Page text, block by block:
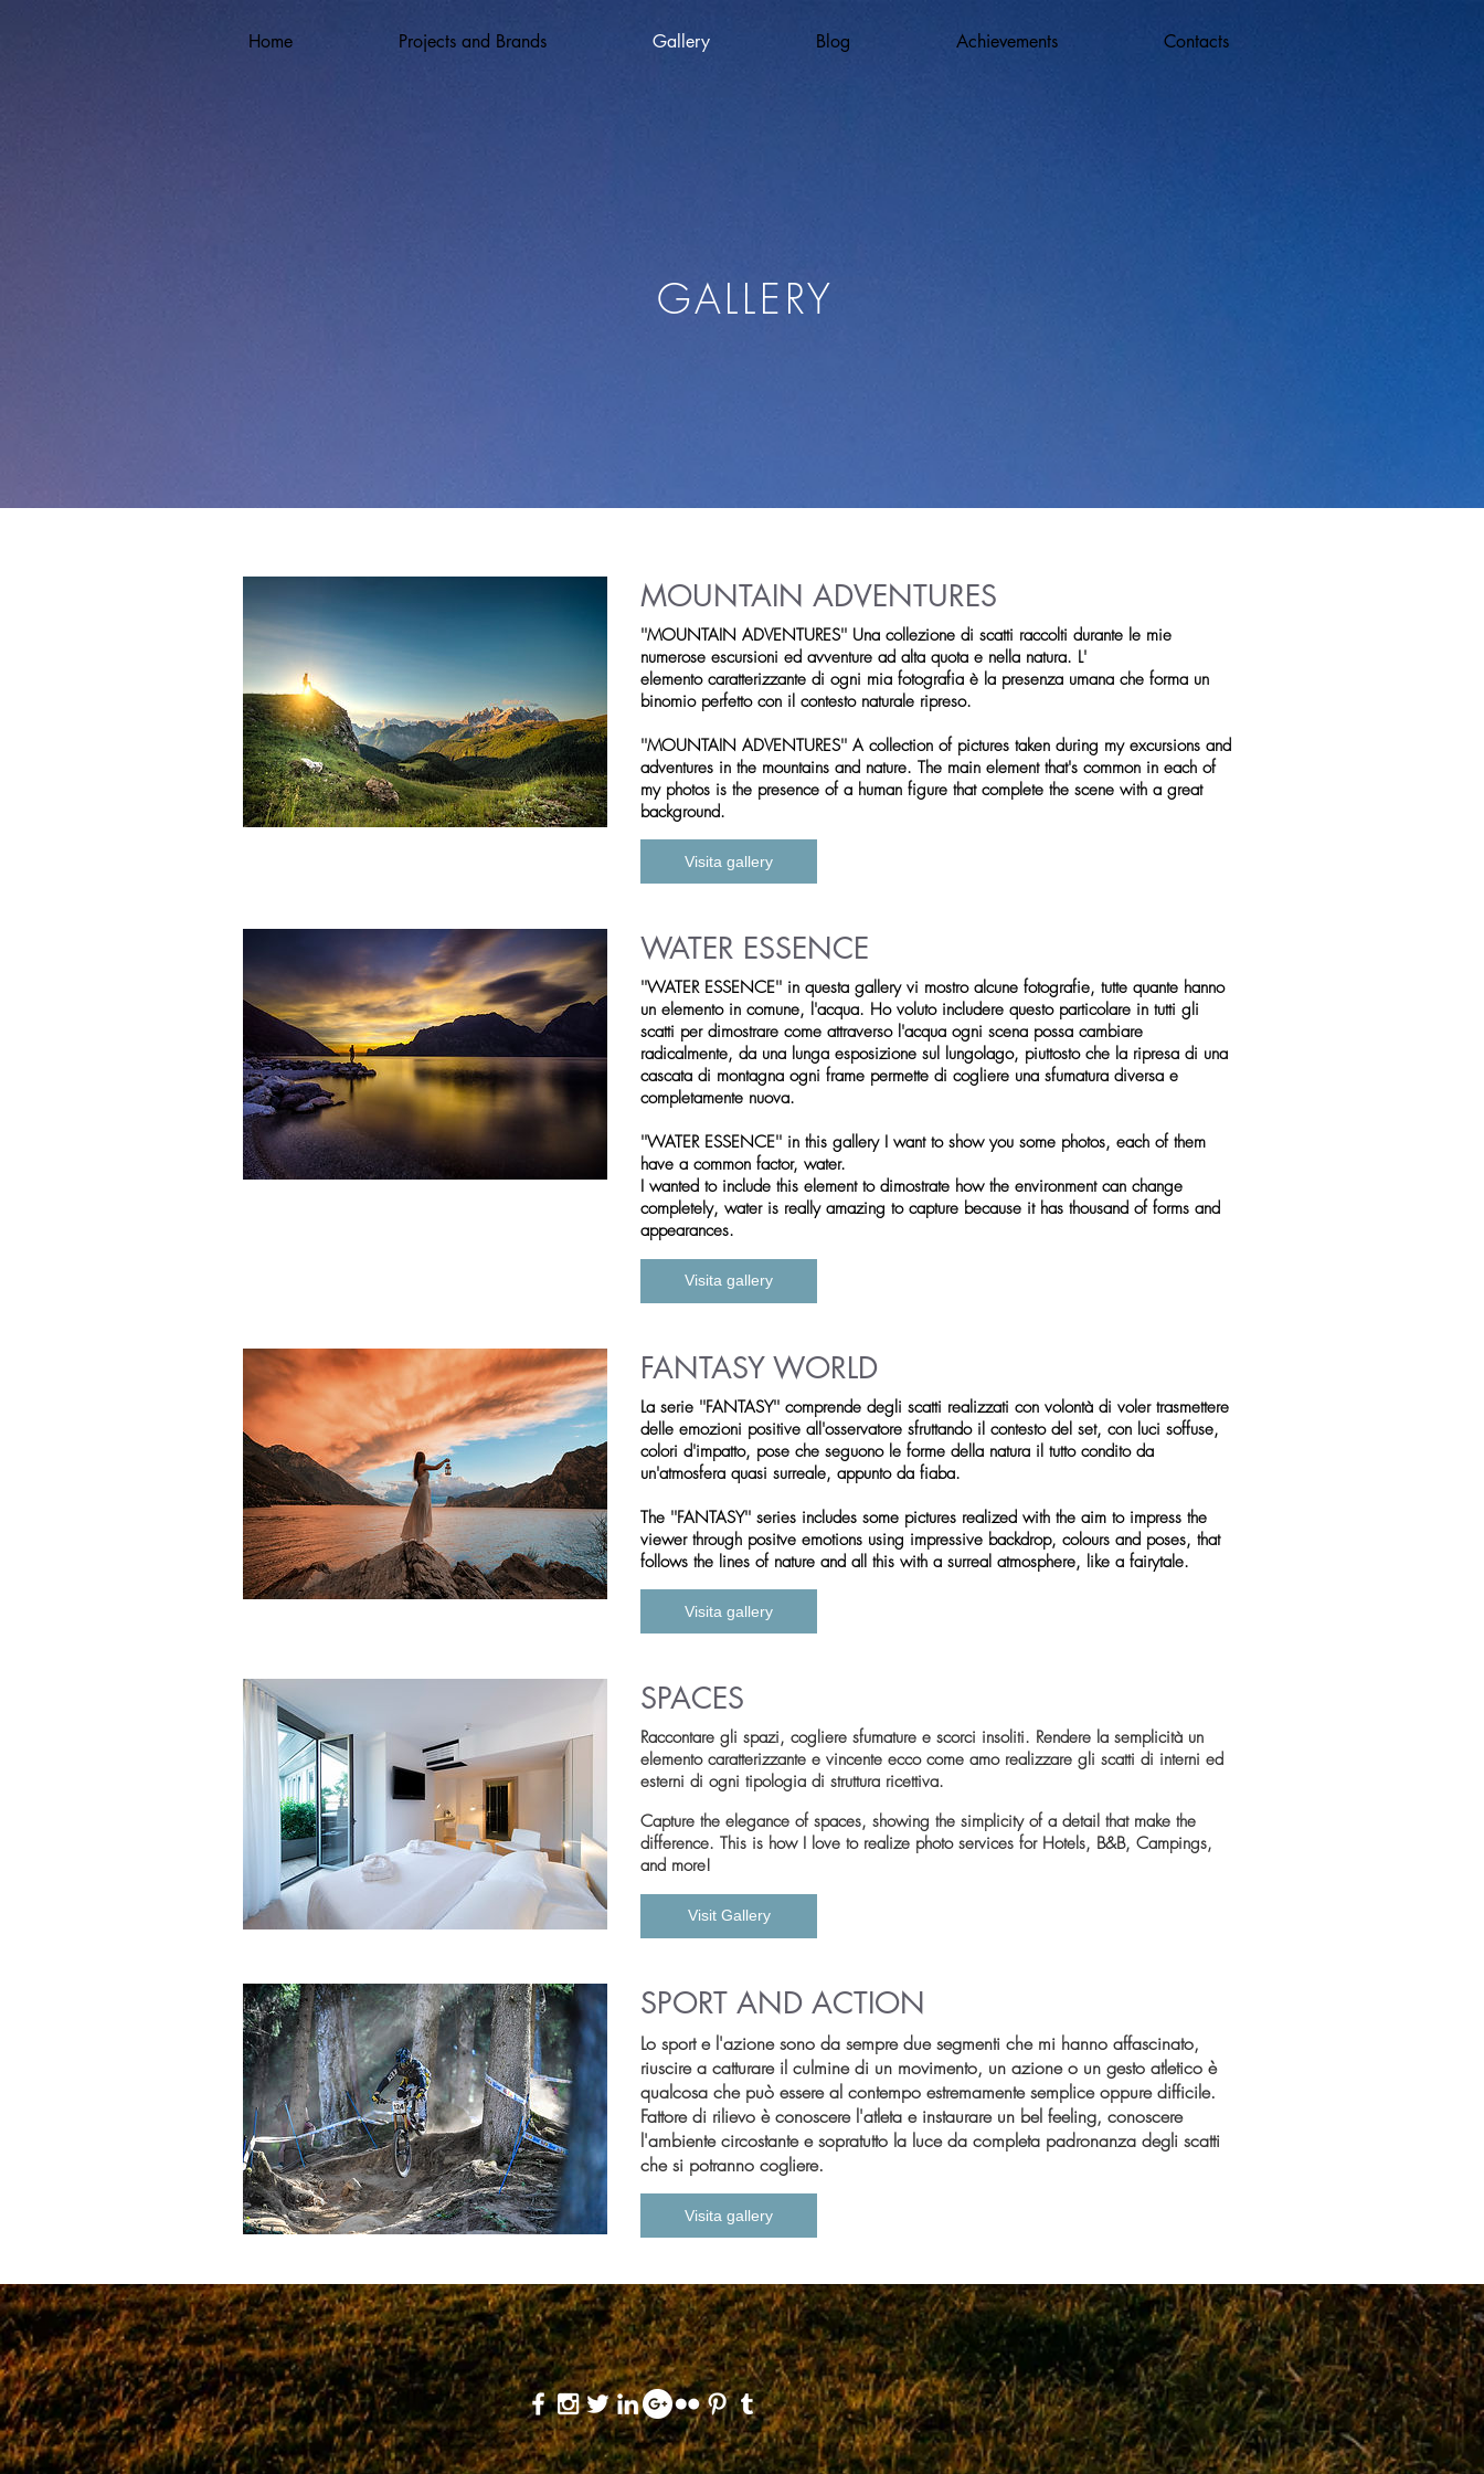
Home Projects and Brands Gallery Blog Achievements Contacts
GALLERY
MOUNTAIN ADVENTURES
''MOUNTAIN ADVENTURES'' Una collezione di scatti raccolti durante le mie
numerose escursioni ed avventure ad alta quota e nella natura. L'
elemento caratterizzante di ogni mia fotografia è la presenza umana che forma un
binomio perfetto con il contesto naturale ripreso.
''MOUNTAIN ADVENTURES'' A collection of pictures taken during my excursions and
adventures in the mountains and nature. The main element that's common in each of
my photos is the presence of a human figure that complete the scene with a great
background.
Visita gallery
WATER ESSENCE
''WATER ESSENCE'' in questa gallery vi mostro alcune fotografie, tutte quante hanno
un elemento in comune, l'acqua. Ho voluto includere questo particolare in tutti gli
scatti per dimostrare come attraverso l'acqua ogni scena possa cambiare
radicalmente, da una lunga esposizione sul lungolago, piuttosto che la ripresa di una
cascata di montagna ogni frame permette di cogliere una sfumatura diversa e
completamente nuova.
''WATER ESSENCE'' in this gallery I want to show you some photos, each of them
have a common factor, water.
I wanted to include this element to dimostrate how the environment can change
completely, water is really amazing to capture because it has thousand of forms and
appearances.
Visita gallery
FANTASY WORLD
La serie ''FANTASY'' comprende degli scatti realizzati con volontà di voler trasmettere
delle emozioni positive all'osservatore sfruttando il contesto del set, con luci soffuse,
colori d'impatto, pose che seguono le forme della natura il tutto condito da
un'atmosfera quasi surreale, appunto da fiaba.
The ''FANTASY'' series includes some pictures realized with the aim to impress the
viewer through positve emotions using impressive backdrop, colours and poses, that
follows the lines of nature and all this with a surreal atmosphere, like a fairytale.
Visita gallery
SPACES
Raccontare gli spazi, cogliere sfumature e scorci insoliti. Rendere la semplicità un
elemento caratterizzante e vincente ecco come amo realizzare gli scatti di interni ed
esterni di ogni tipologia di struttura ricettiva.
Capture the elegance of spaces, showing the simplicity of a detail that make the
difference. This is how I love to realize photo services for Hotels, B&B, Campings,
and more!
Visit Gallery
SPORT AND ACTION
Lo sport e l'azione sono da sempre due segmenti che mi hanno affascinato,
riuscire a catturare il culmine di un movimento, un azione o un gesto atletico è
qualcosa che può essere al contempo estremamente semplice oppure difficile.
Fattore di rilievo è conoscere l'atleta e instaurare un bel feeling, conoscere
l'ambiente circostante e sopratutto la luce da completa padronanza degli scatti
che si potranno cogliere.
Visita gallery